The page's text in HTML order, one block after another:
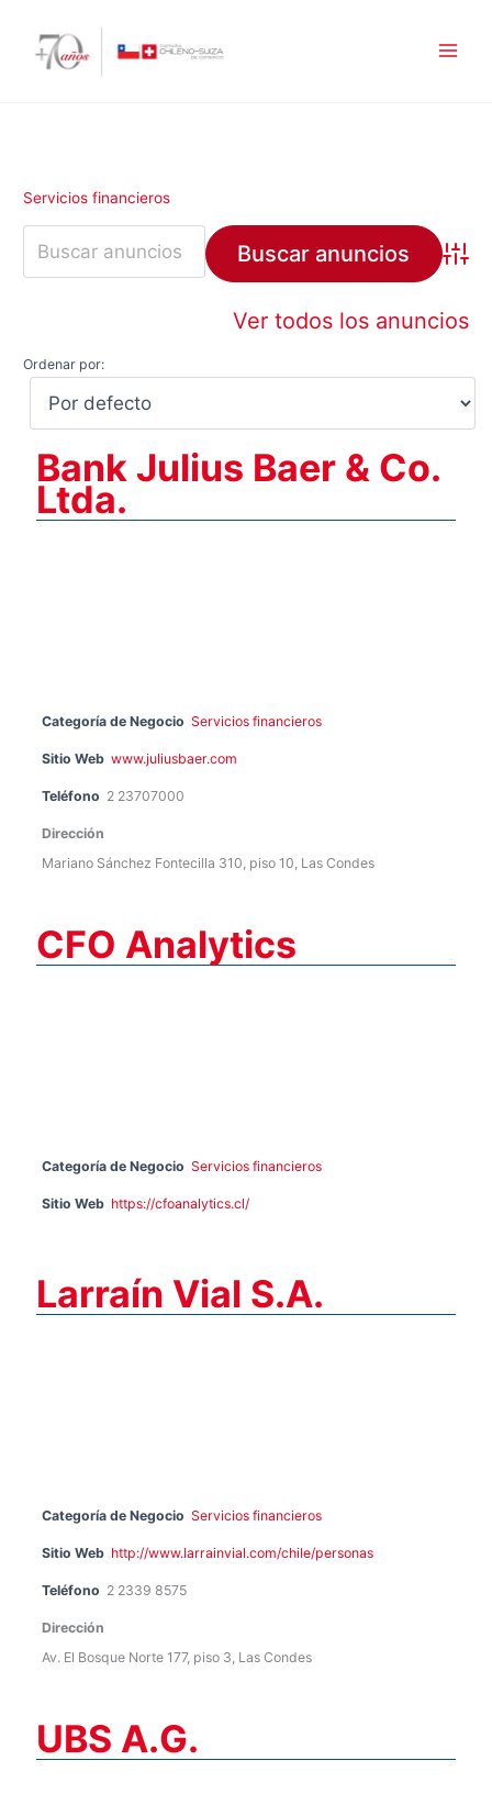
contenido
Servicios financieros
Ver todos los anuncios
Ordenar por:
Bank Julius Baer & Co.
Ltda.
Categoría de Negocio Servicios financieros
Sitio Web www.juliusbaer.com
Teléfono 2 23707000
Dirección
Mariano Sánchez Fontecilla 310, piso 10, Las Condes
CFO Analytics
Categoría de Negocio Servicios financieros
Sitio Web https://cfoanalytics.cl/
Larraín Vial S.A.
Categoría de Negocio Servicios financieros
Sitio Web http://www.larrainvial.com/chile/personas
Teléfono 2 2339 8575
Dirección
Av. El Bosque Norte 177, piso 3, Las Condes
UBS A.G.